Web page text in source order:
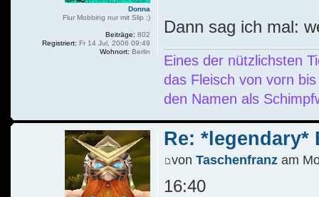
Dann sag ich mal:
Eines der nützlichsten
das Fleisch von vorn
den Namen als
Donna
Flur Mobbing nur mit Slip ;)
Beiträge: 802
Registriert: Fr 14 Jul, 2006 09:49
Wohnort: Berlin
Re: *legendary*
von Taschenfranzam
16:40